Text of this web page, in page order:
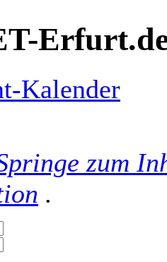
Kalender
zum
.